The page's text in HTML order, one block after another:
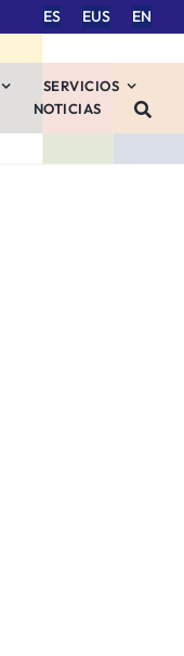
ES EUS EN
SERVICIOS
NOTICIAS